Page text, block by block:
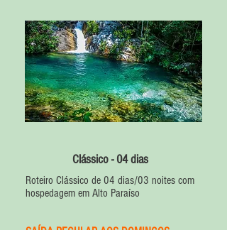
Clássico - 04 dias
Roteiro Clássico de 04 dias/03 noites com
hospedagem em Alto Paraíso